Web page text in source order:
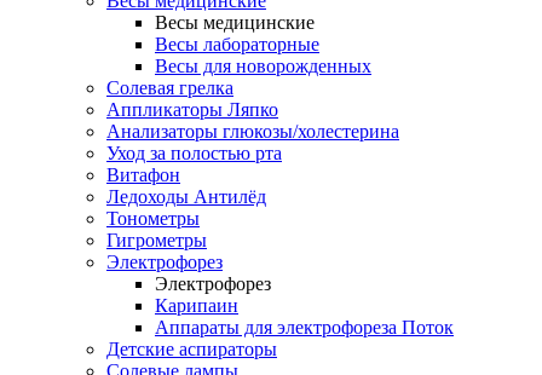
Весы медицинские
Весы лабораторные
Весы для новорожденных
Солевая грелка
Аппликаторы Ляпко
Анализаторы глюкозы/холестерина
Уход за полостью рта
Витафон
Ледоходы Антилёд
Тонометры
Гигрометры
Электрофорез
Электрофорез
Карипаин
Аппараты для электрофореза Поток
Детские аспираторы
Солевые лампы